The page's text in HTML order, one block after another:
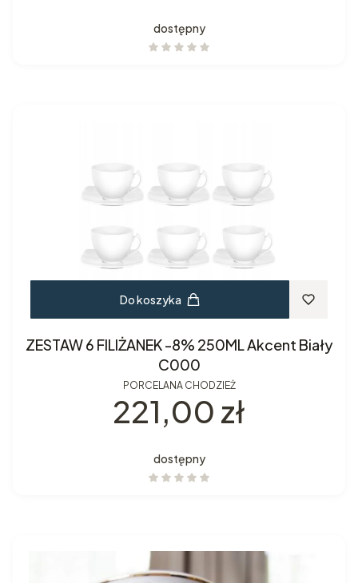
dostępny
Do koszyka
ZESTAW 6 FILIŻANEK -8% 250ML Akcent Biały
C000
PORCELANA CHODZIEŻ
Cena
221,00 zł
dostępny